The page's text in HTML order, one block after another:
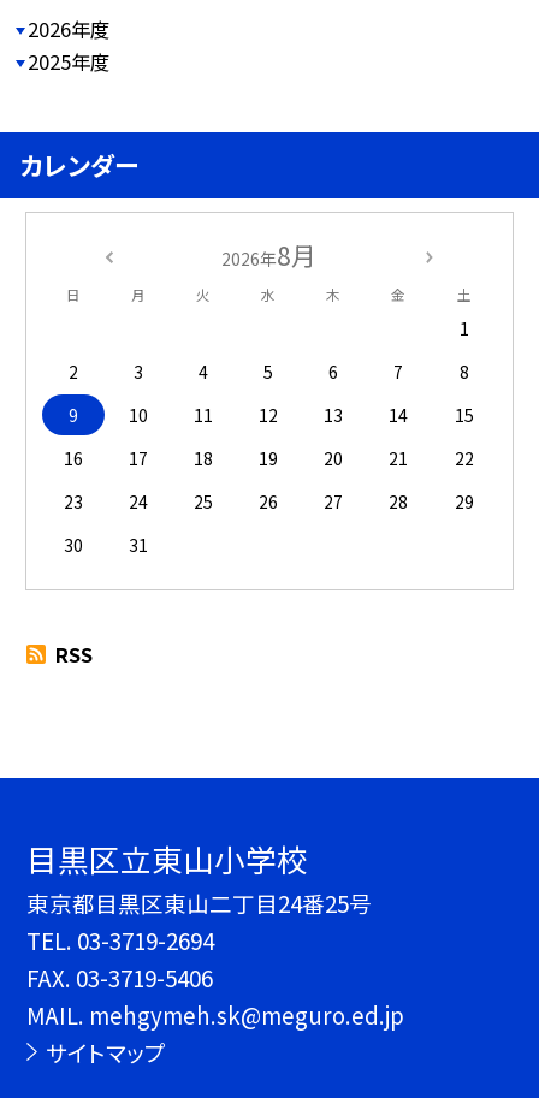
2026年度
2025年度
カレンダー
2026年8月
日 月 火 水 木 金 土
1
2
3 4 5 6 7
8
9
10 11 12 13 14
15
16
17 18 19 20 21
22
23
24 25 26 27 28
29
30
31
RSS
目黒区立東山小学校
東京都目黒区東山二丁目24番25号
TEL. 03-3719-2694
FAX. 03-3719-5406
MAIL. mehgymeh.sk@meguro.ed.jp
サイトマップ